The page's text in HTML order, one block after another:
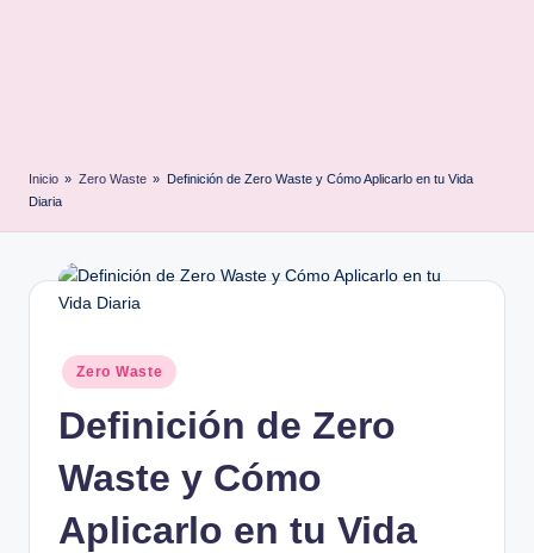
Inicio » Zero Waste » Definición de Zero Waste y Cómo Aplicarlo en tu Vida
Diaria
Posted
in
Zero Waste
Definición de Zero
Waste y Cómo
Aplicarlo en tu Vida